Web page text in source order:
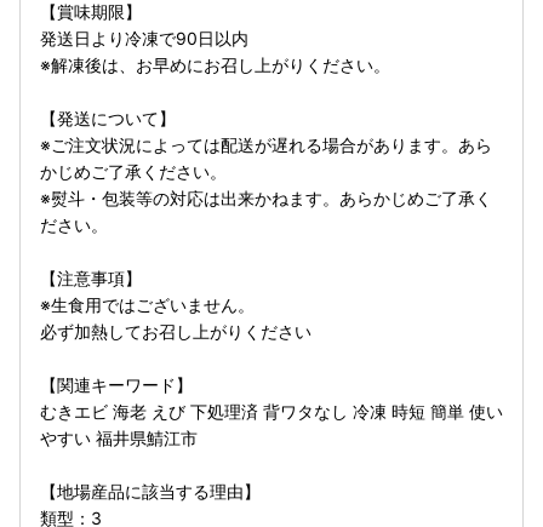
【賞味期限】
発送日より冷凍で90日以内
※解凍後は、お早めにお召し上がりください。
【発送について】
※ご注文状況によっては配送が遅れる場合があります。あら
かじめご了承ください。
※熨斗・包装等の対応は出来かねます。あらかじめご了承く
ださい。
【注意事項】
※生食用ではございません。
必ず加熱してお召し上がりください
【関連キーワード】
むきエビ 海老 えび 下処理済 背ワタなし 冷凍 時短 簡単 使い
やすい 福井県鯖江市
【地場産品に該当する理由】
類型：3